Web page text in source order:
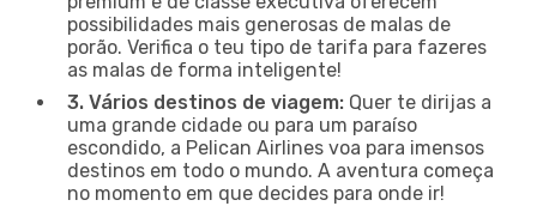
possibilidades mais generosas de malas de
porão. Verifica o teu tipo de tarifa para fazeres
as malas de forma inteligente!
3. Vários destinos de viagem: Quer te dirijas a
uma grande cidade ou para um paraíso
escondido, a Pelican Airlines voa para imensos
destinos em todo o mundo. A aventura começa
no momento em que decides para onde ir!